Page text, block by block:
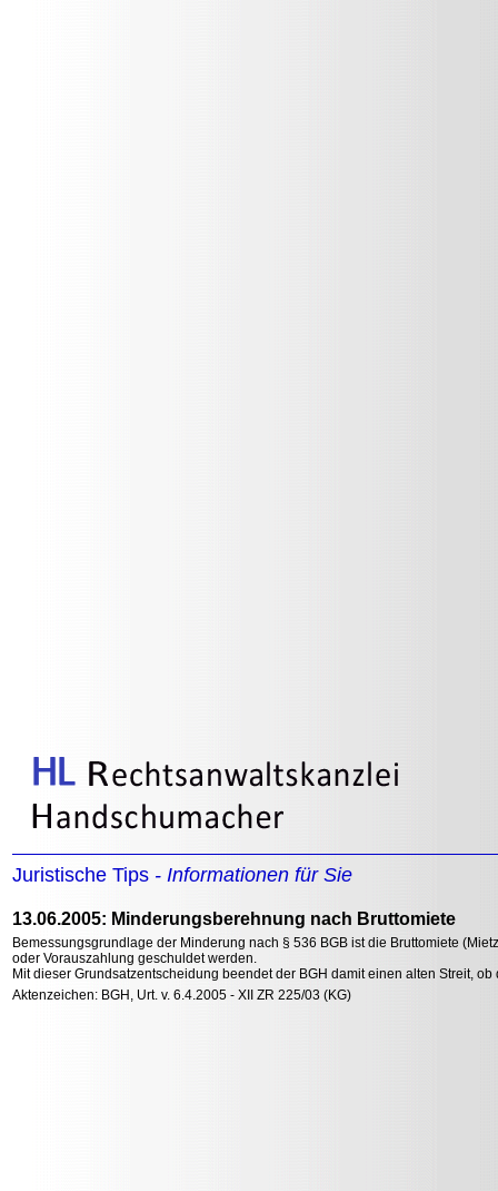
Juristische Tips - Informationen für Sie
13.06.2005: Minderungsberehnung nach Bruttomiete
Bemessungsgrundlage der Minderung nach § 536 BGB ist die Bruttomiete
oder Vorauszahlung geschuldet werden.
Mit dieser Grundsatzentscheidung beendet der BGH damit einen alten Streit,
Aktenzeichen: BGH, Urt. v. 6.4.2005 - XII ZR 225/03 (KG)